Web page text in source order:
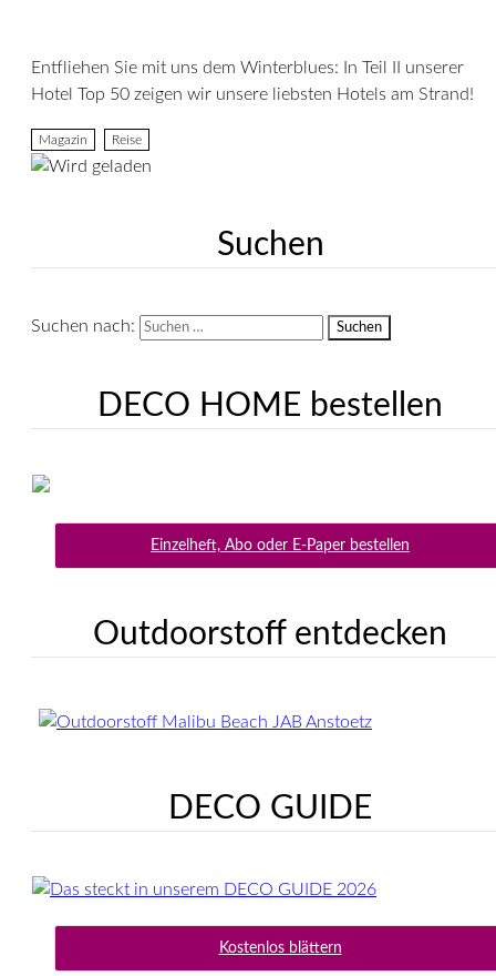
Entfliehen Sie mit uns dem Winterblues: In Teil II unserer
Hotel Top 50 zeigen wir unsere liebsten Hotels am Strand!
Magazin Reise
Suchen
Suchen nach:
DECO HOME bestellen
Einzelheft, Abo oder E-Paper bestellen
Outdoorstoff entdecken
DECO GUIDE
Kostenlos blättern